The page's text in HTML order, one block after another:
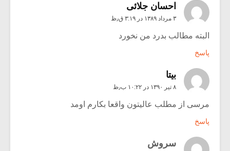
احسان جلائی
۳ مرداد ۱۳۸۹ در ۳:۱۹ ق٫ظ
البته مطالب بدرد من نخورد
بیتا
۸ تیر ۱۳۹۰ در ۱۰:۲۲ ب٫ظ
مرسی از مطلب عالیتون واقعا بکارم اومد
سروش